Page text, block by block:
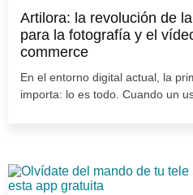
Artilora: la revolución de
para la fotografía y el
commerce
En el entorno digital actual, la
importa: lo es todo. Cuando un